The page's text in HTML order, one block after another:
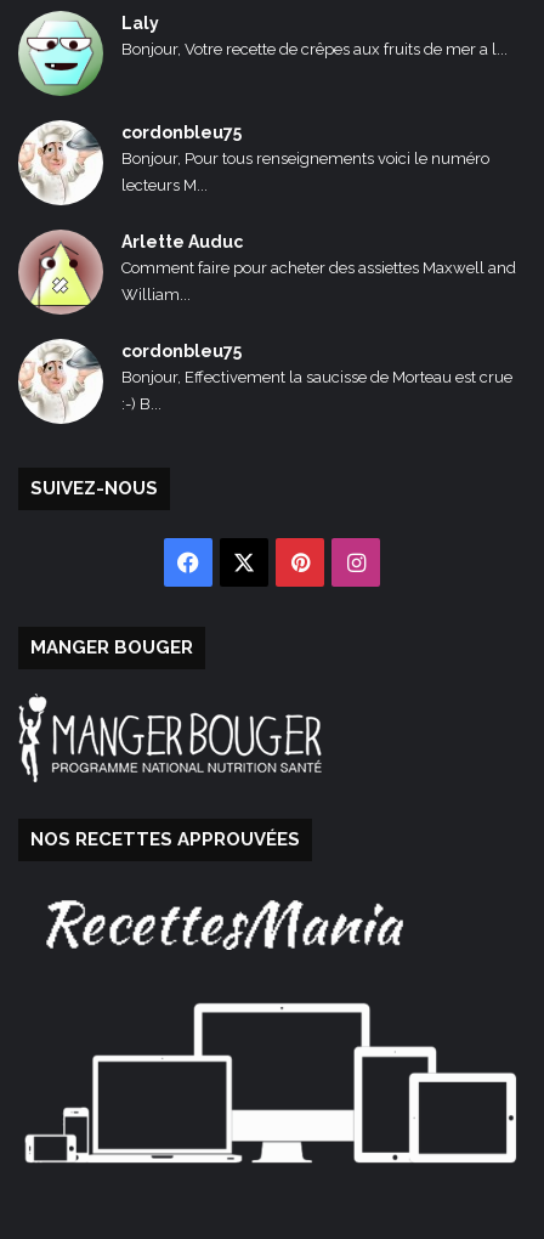
Laly
Bonjour, Votre recette de crêpes aux fruits de mer a l...
cordonbleu75
Bonjour, Pour tous renseignements voici le numéro
lecteurs M...
Arlette Auduc
Comment faire pour acheter des assiettes Maxwell and
William...
cordonbleu75
Bonjour, Effectivement la saucisse de Morteau est crue
:-) B...
SUIVEZ-NOUS
Facebook PinterestInstagram
MANGER BOUGER
NOS RECETTES APPROUVÉES